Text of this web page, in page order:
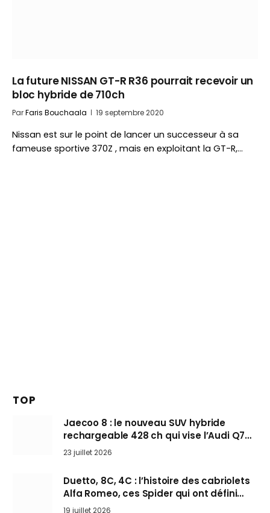
La future NISSAN GT-R R36 pourrait recevoir un
bloc hybride de 710ch
ParFaris Bouchaala 19 septembre 2020
Nissan est sur le point de lancer un successeur à sa
fameuse sportive 370Z , mais en exploitant la GT-R,…
TOP
Jaecoo 8 : le nouveau SUV hybride
rechargeable 428 ch qui vise l’Audi Q7
arrive en Europe cet automne
23 juillet 2026
Duetto, 8C, 4C : l’histoire des cabriolets
Alfa Romeo, ces Spider qui ont défini
l’art de rouler cheveux au vent
19 juillet 2026